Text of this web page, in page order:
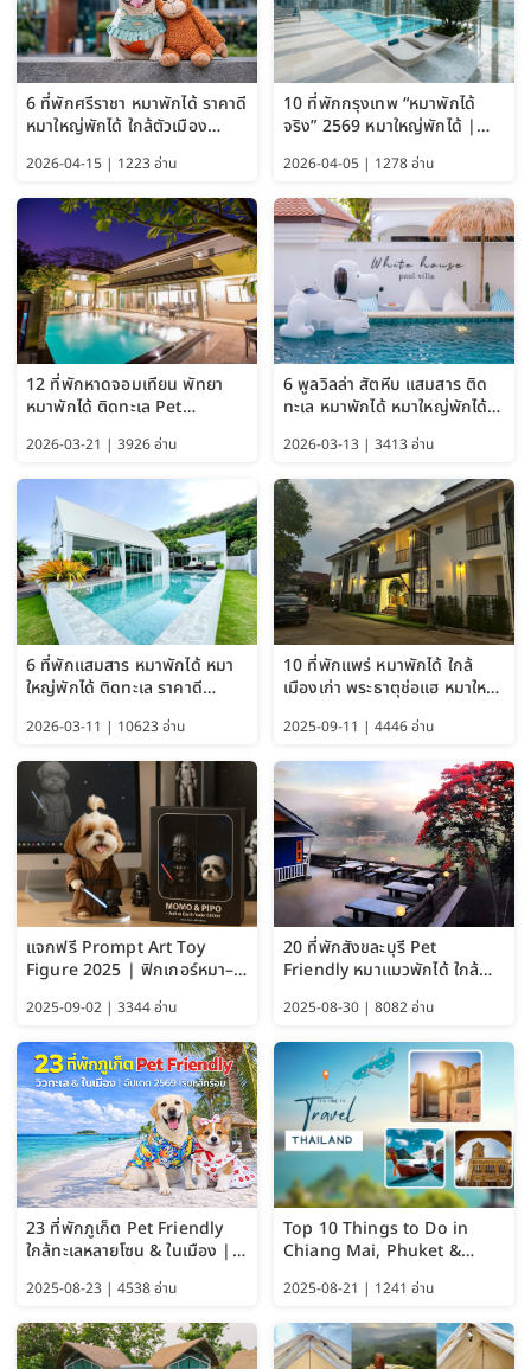
6 ที่พักศรีราชา หมาพักได้ ราคาดี
หมาใหญ่พักได้ ใกล้ตัวเมือง
2026-04-15 | 1223 อ่าน
10 ที่พักกรุงเทพ “หมาพักได้
จริง” 2569 หมาใหญ่พักได้ |
Bangkok อัปเดตล่าสุด
2026-04-05 | 1278 อ่าน
12 ที่พักหาดจอมเทียน พัทยา
หมาพักได้ ติดทะเล Pet
พักได้ อัปเดต 2569
2026-03-21 | 3926 อ่าน
6 พูลวิลล่า สัตหีบ แสมสาร ติด
ทะเล หมาพักได้ หมาใหญ่พักได้
2026-03-13 | 3413 อ่าน
6 ที่พักแสมสาร หมาพักได้ หมา
ใหญ่พักได้ ติดทะเล ราคาดี
2026-03-11 | 10623 อ่าน
10 ที่พักแพร่ หมาพักได้ ใกล้
เมืองเก่า พระธาตุช่อแฮ หมาใหญ่
2025-09-11 | 4446 อ่าน
แจกฟรี Prompt Art Toy
Figure 2025 | ฟิกเกอร์หมา–
ChatGPT และ Gemini
2025-09-02 | 3344 อ่าน
20 ที่พักสังขละบุรี Pet
Friendly หมาแมวพักได้ ใกล้
2025-08-30 | 8082 อ่าน
23 ที่พักภูเก็ต Pet Friendly
ใกล้ทะเลหลายโซน & ในเมือง |
2025-08-23 | 4538 อ่าน
Top 10 Things to Do in
Chiang Mai, Phuket &
Guide 2025)
2025-08-21 | 1241 อ่าน